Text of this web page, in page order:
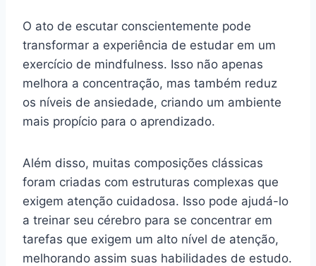
O ato de escutar conscientemente pode
transformar a experiência de estudar em um
exercício de mindfulness. Isso não apenas
melhora a concentração, mas também reduz
os níveis de ansiedade, criando um ambiente
mais propício para o aprendizado.
Além disso, muitas composições clássicas
foram criadas com estruturas complexas que
exigem atenção cuidadosa. Isso pode ajudá-lo
a treinar seu cérebro para se concentrar em
tarefas que exigem um alto nível de atenção,
melhorando assim suas habilidades de estudo.